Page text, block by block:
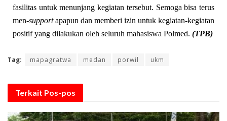
fasilitas untuk menunjang kegiatan tersebut. Semoga bisa terus
men-supportapapun dan memberi izin untuk kegiatan-kegiatan
positif yang dilakukan oleh seluruh mahasiswa Polmed. (TPB)
Tag: mapagratwa medan porwil ukm
Terkait Pos-pos